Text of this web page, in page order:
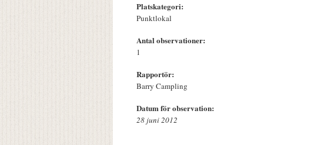
Platskategori:
Punktlokal
Antal observationer:
1
Rapportör:
Barry Campling
Datum för observation:
28 juni 2012